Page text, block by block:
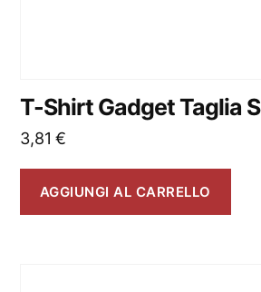
T-Shirt Gadget Taglia S
3,81€
AGGIUNGI AL CARRELLO